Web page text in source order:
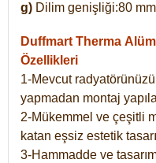
g) Dilim genişliği:80 mm
Duffmart Therma
Özellikleri
1-Mevcut
yapmadan montaj
2-Mükemmel ve çeşitli
katan eşsiz estetik
3-Hammadde ve